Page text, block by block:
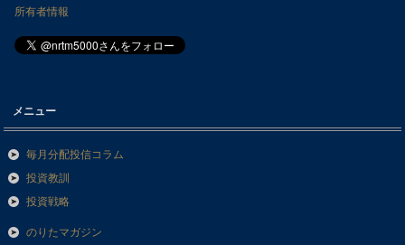
所有者情報
メニュー
毎月分配投信コラム
投資教訓
投資戦略
のりたマガジン